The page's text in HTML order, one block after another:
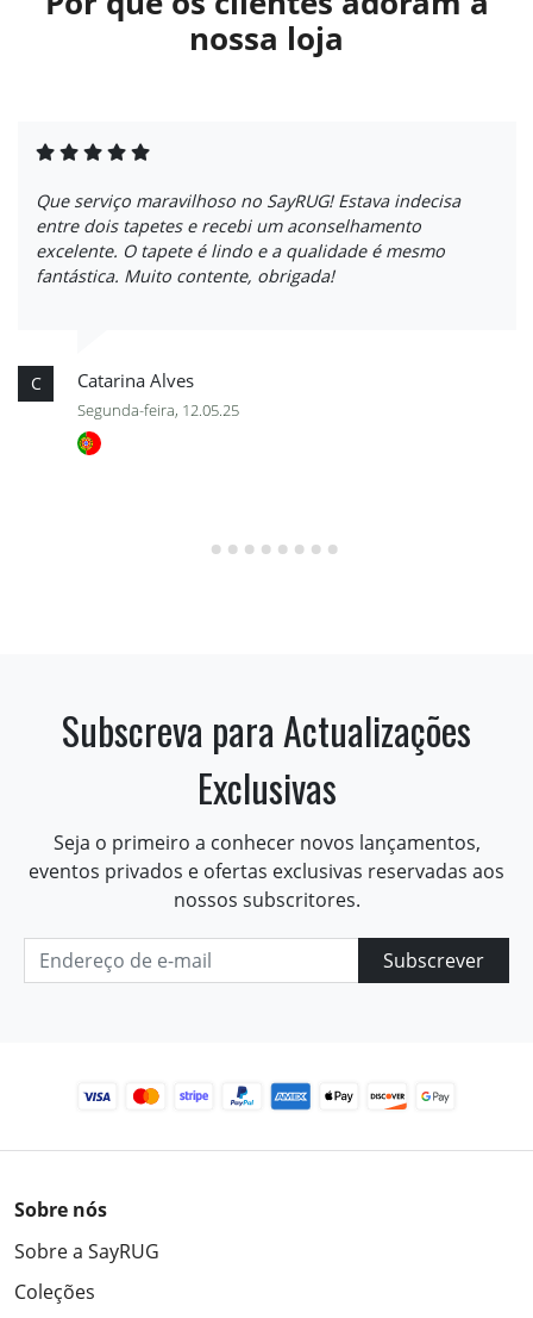
nossa loja
Que serviço maravilhoso no SayRUG! Estava indecisa
entre dois tapetes e recebi um aconselhamento
excelente. O tapete é lindo e a qualidade é mesmo
fantástica. Muito contente, obrigada!
C Catarina Alves
Segunda-feira, 12.05.25
Subscreva para Actualizações
Exclusivas
Seja o primeiro a conhecer novos lançamentos,
eventos privados e ofertas exclusivas reservadas aos
nossos subscritores.
Subscrever
Sobre nós
Sobre a SayRUG
Coleções